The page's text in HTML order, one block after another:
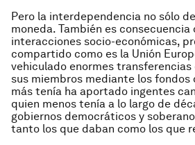
Pero la interdependencia no sólo
moneda. También es
interacciones socio-económicas,
compartido como es la Unión
vehiculado enormes
sus miembros mediante los fondos
más tenía ha aportado ingentes
quien menos tenía a lo largo de
gobiernos democráticos y
tanto los que daban como los que